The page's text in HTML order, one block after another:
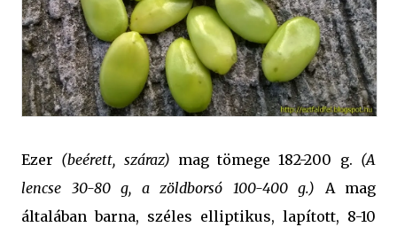
Ezer (beérett, száraz) mag tömege 182-200 g. (A
lencse 30-80 g, a zöldborsó 100-400 g.) A mag
általában barna, széles elliptikus, lapított, 8-10